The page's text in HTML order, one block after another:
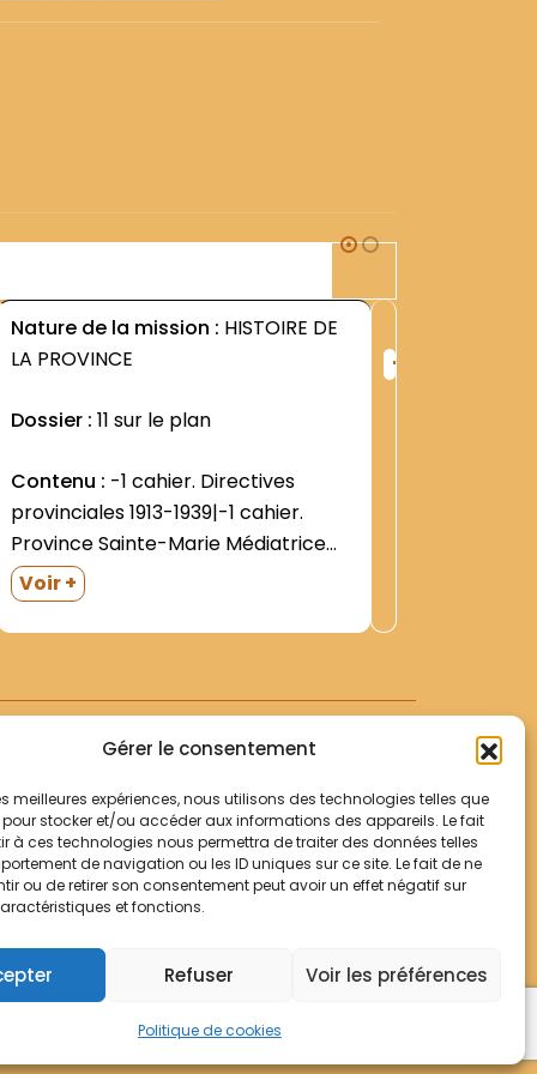
Gérer le consentement
meilleures expériences, nous utilisons des technologies telles que
stocker et/ou accéder aux informations des appareils. Le fait
à ces technologies nous permettra de traiter des données telles
de navigation ou les ID uniques sur ce site. Le fait de ne
ou de retirer son consentement peut avoir un effet négatif sur
et fonctions.
Refuser Voir les préférences
Politique de cookies
Nature de la mission : HISTOIRE DE
LA PROVINCE
Dossier : 11 sur le plan
Contenu :
provinciales 1913-1939|-1 cahier.
Province Sainte-Marie Médiatrice
(Belgique). Décisions définitoriales.
1942|-8 cahiers de réflexions
personnelles (1910-1912)- non
origines à 1912. (11). Jusqu au
(1899).|Correspondance- actes
officiels|-1 boite. Les origines à...
Voir +
+
Votre panier
Mentions légales
Politique de cookies
© Archives Franciscaines 2025